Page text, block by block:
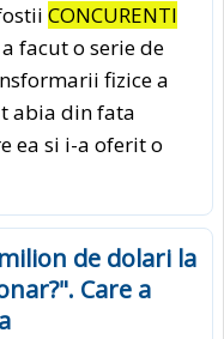
CONCURENTI
facut o serie de
fizice a
abia din fata
ea si i-a oferit o
de dolari la
Care a